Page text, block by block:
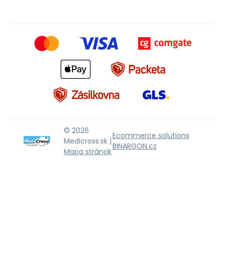
© 2026
Medicross.sk |
Mapa stránok
Ecommerce solutions
BINARGON.cz